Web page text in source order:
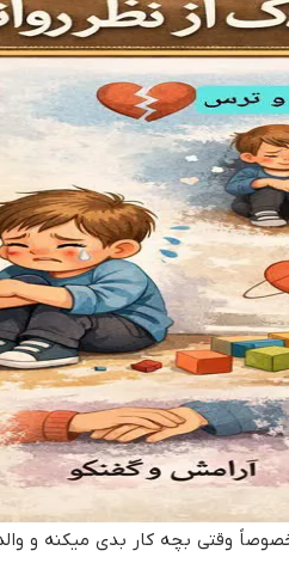
وقتی بچه کار بدی میکنه و